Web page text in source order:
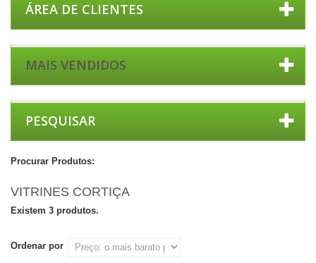
ÁREA DE CLIENTES
MAIS VENDIDOS
PESQUISAR
Procurar Produtos:
VITRINES CORTIÇA
Existem 3 produtos.
Ordenar por